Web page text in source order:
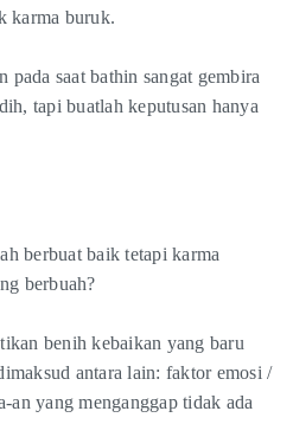
karma buruk.
pada saat bathin sangat gembira
tapi buatlah keputusan hanya
berbuat baik tetapi karma
berbuah?
benih kebaikan yang baru
antara lain: faktor emosi /
an yang menganggap tidak ada